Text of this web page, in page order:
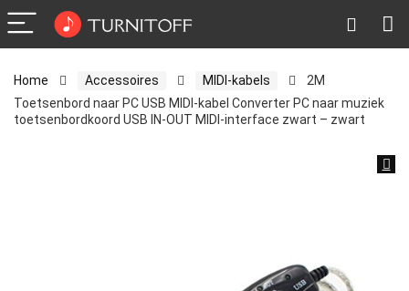
Home Accessoires MIDI-kabels
2M
Toetsenbord naar PC USB MIDI-kabel Converter PC naar muziek
toetsenbordkoord USB IN-OUT MIDI-interface zwart – zwart